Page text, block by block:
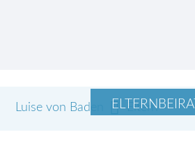
Suchbegriffe ELTERNBEIRAT
Luise von Baden Eltern